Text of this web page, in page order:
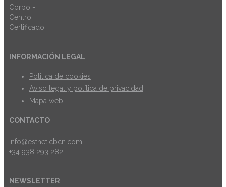
INFORMACIÓN LEGAL
Politica de cookies
Aviso legal y política de privacidad
Mapa web
CONTACTO
info@estheticbcn.com
+34 938 293 282
NEWSLETTER